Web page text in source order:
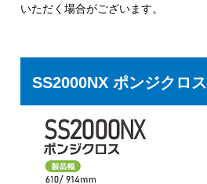
いただく場合がございます。
SS2000NX ポンジクロス